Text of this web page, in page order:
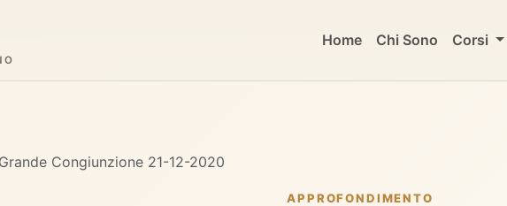
Home Chi Sono Corsi
Congiunzione 21-12-2020
APPROFONDIMENTO